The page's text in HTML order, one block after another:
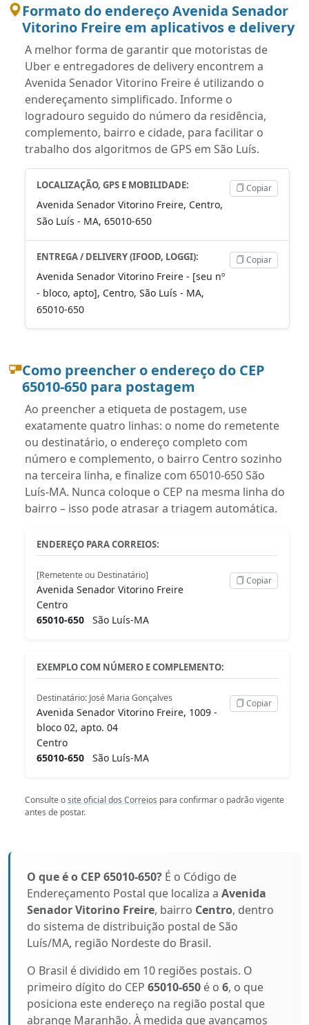
Formato do endereço Avenida Senador
Vitorino Freire em aplicativos e delivery
A melhor forma de garantir que motoristas de
Uber e entregadores de delivery encontrem a
Avenida Senador Vitorino Freire é utilizando o
endereçamento simplificado. Informe o
logradouro seguido do número da residência,
complemento, bairro e cidade, para facilitar o
trabalho dos algoritmos de GPS em São Luís.
LOCALIZAÇÃO, GPS E MOBILIDADE:
Avenida Senador Vitorino Freire, Centro,
São Luís - MA, 65010-650
Copiar
ENTREGA / DELIVERY (IFOOD, LOGGI):
Avenida Senador Vitorino Freire - [seu nº
- bloco, apto], Centro, São Luís - MA,
65010-650
Copiar
Como preencher o endereço do CEP
65010-650 para postagem
Ao preencher a etiqueta de postagem, use
exatamente quatro linhas: o nome do remetente
ou destinatário, o endereço completo com
número e complemento, o bairro Centro sozinho
na terceira linha, e finalize com 65010-650 São
Luís-MA. Nunca coloque o CEP na mesma linha do
bairro – isso pode atrasar a triagem automática.
ENDEREÇO PARA CORREIOS:
[Remetente ou Destinatário]
Avenida Senador Vitorino Freire
Centro
65010-650 São Luís-MA
Copiar
EXEMPLO COM NÚMERO E COMPLEMENTO:
Destinatário: José Maria Gonçalves
Avenida Senador Vitorino Freire, 1009 -
bloco 02, apto. 04
Centro
65010-650 São Luís-MA
Copiar
Consulte osite oficial dos Correios para confirmar o padrão vigente
antes de postar.
O que é o CEP 65010-650? É o Código de
Endereçamento Postal que localiza a Avenida
Senador Vitorino Freire, bairro Centro, dentro
do sistema de distribuição postal de São
Luís/MA, região Nordeste do Brasil.
O Brasil é dividido em 10 regiões postais. O
primeiro dígito do CEP 65010-650 é o 6, o que
posiciona este endereço na região postal que
abrange Maranhão. À medida que avançamos